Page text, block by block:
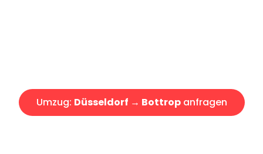
Umzug: Düsseldorf → Bottropanfragen